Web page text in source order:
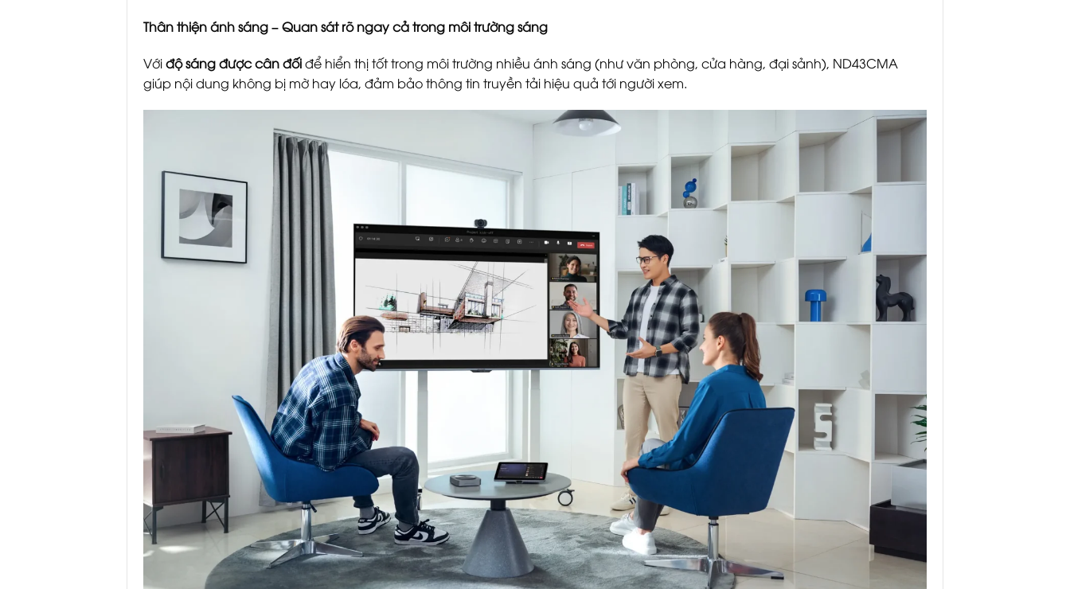
Thân thiện ánh sáng – Quan sát rõ ngay cả trong môi trường sáng
Vớiđộ sáng được cân đốiđể hiển thị tốt trong môi trường nhiều ánh sáng (như văn phòng, cửa hàng, đại sảnh), ND43CMA
giúp nội dung không bị mờ hay lóa, đảm bảo thông tin truyền tải hiệu quả tới người xem.